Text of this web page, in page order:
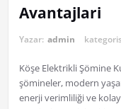
Avantajlari
Yazar: admin
Köşe Elektrikli Şömine
şömineler, modern
enerji verimliliği ve